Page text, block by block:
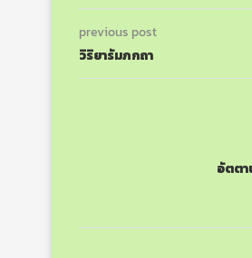
previous post
วิริยารัมภกถา
อัตต